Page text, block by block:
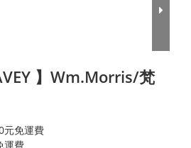
】Wm.Morris/梵
元免運費
運費